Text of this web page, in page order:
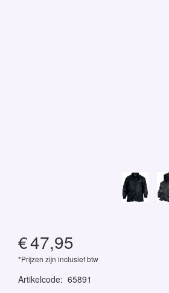
€47,95
*Prijzen zijn inclusief btw
Artikelcode: 65891